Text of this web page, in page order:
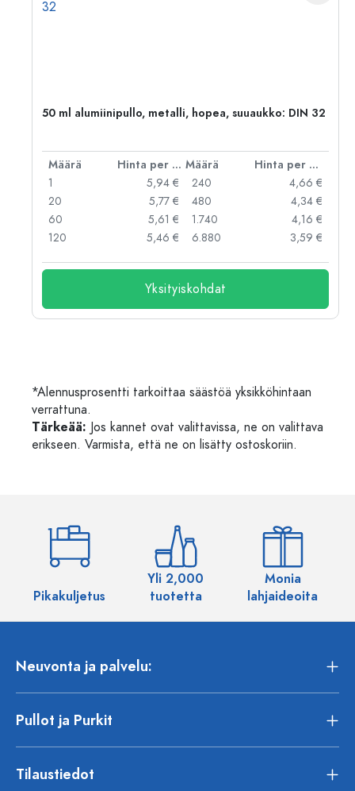
50 ml alumiinipullo, metalli, hopea, suuaukko: DIN 32
Määrä Hinta per kpl Määrä
Hinta per kpl
1
5,94 €
20
5,77 €
60
5,61 €
120
5,46 €
240
4,66 €
480
4,34 €
1.740
4,16 €
6.880
3,59 €
Yksityiskohdat
*Alennusprosentti tarkoittaa säästöä yksikköhintaan
verrattuna.
Tärkeää: Jos kannet ovat valittavissa, ne on valittava
erikseen. Varmista, että ne on lisätty ostoskoriin.
Pikakuljetus
Yli 2,000
tuotetta
Monia
lahjaideoita
Neuvonta ja palvelu:
Pullot ja Purkit
Tilaustiedot